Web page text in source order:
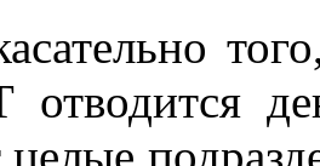
отводится
целые